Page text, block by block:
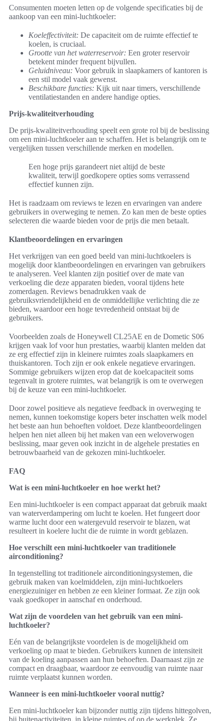
Consumenten moeten letten op de volgende specificaties bij de
aankoop van een mini-luchtkoeler:
Koeleffectiviteit: De capaciteit om de ruimte effectief te
koelen, is cruciaal.
Grootte van het waterreservoir: Een groter reservoir
betekent minder frequent bijvullen.
Geluidniveau: Voor gebruik in slaapkamers of kantoren is
een stil model vaak gewenst.
Beschikbare functies: Kijk uit naar timers, verschillende
ventilatiestanden en andere handige opties.
Prijs-kwaliteitverhouding
De prijs-kwaliteitverhouding speelt een grote rol bij de beslissing
om een mini-luchtkoeler aan te schaffen. Het is belangrijk om te
vergelijken tussen verschillende merken en modellen.
Een hoge prijs garandeert niet altijd de beste
kwaliteit, terwijl goedkopere opties soms verrassend
effectief kunnen zijn.
Het is raadzaam om reviews te lezen en ervaringen van andere
gebruikers in overweging te nemen. Zo kan men de beste opties
selecteren die waarde bieden voor de prijs die men betaalt.
Klantbeoordelingen en ervaringen
Het verkrijgen van een goed beeld van mini-luchtkoelers is
mogelijk door klantbeoordelingen en ervaringen van gebruikers
te analyseren. Veel klanten zijn positief over de mate van
verkoeling die deze apparaten bieden, vooral tijdens hete
zomerdagen. Reviews benadrukken vaak de
gebruiksvriendelijkheid en de onmiddellijke verlichting die ze
bieden, waardoor een hoge tevredenheid ontstaat bij de
gebruikers.
Voorbeelden zoals de Honeywell CL25AE en de Dometic S06
krijgen vaak lof voor hun prestaties, waarbij klanten melden dat
ze erg effectief zijn in kleinere ruimtes zoals slaapkamers en
thuiskantoren. Toch zijn er ook enkele negatieve ervaringen.
Sommige gebruikers wijzen erop dat de koelcapaciteit soms
tegenvalt in grotere ruimtes, wat belangrijk is om te overwegen
bij de keuze van een mini-luchtkoeler.
Door zowel positieve als negatieve feedback in overweging te
nemen, kunnen toekomstige kopers beter inschatten welk model
het beste aan hun behoeften voldoet. Deze klantbeoordelingen
helpen hen niet alleen bij het maken van een weloverwogen
beslissing, maar geven ook inzicht in de algehele prestaties en
betrouwbaarheid van de gekozen mini-luchtkoeler.
FAQ
Wat is een mini-luchtkoeler en hoe werkt het?
Een mini-luchtkoeler is een compact apparaat dat gebruik maakt
van waterverdampering om lucht te koelen. Het fungeert door
warme lucht door een watergevuld reservoir te blazen, wat
resulteert in koelere lucht die de ruimte in wordt geblazen.
Hoe verschilt een mini-luchtkoeler van traditionele
airconditioning?
In tegenstelling tot traditionele airconditioningsystemen, die
gebruik maken van koelmiddelen, zijn mini-luchtkoelers
energiezuiniger en hebben ze een kleiner formaat. Ze zijn ook
vaak goedkoper in aanschaf en onderhoud.
Wat zijn de voordelen van het gebruik van een mini-
luchtkoeler?
Eén van de belangrijkste voordelen is de mogelijkheid om
verkoeling op maat te bieden. Gebruikers kunnen de intensiteit
van de koeling aanpassen aan hun behoeften. Daarnaast zijn ze
compact en draagbaar, waardoor ze eenvoudig van ruimte naar
ruimte verplaatst kunnen worden.
Wanneer is een mini-luchtkoeler vooral nuttig?
Een mini-luchtkoeler kan bijzonder nuttig zijn tijdens hittegolven,